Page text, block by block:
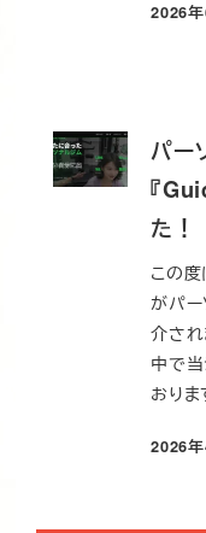
投稿日
2026
パー
『
た！
この度
がパ
介され
中で
おり
投稿日
2026